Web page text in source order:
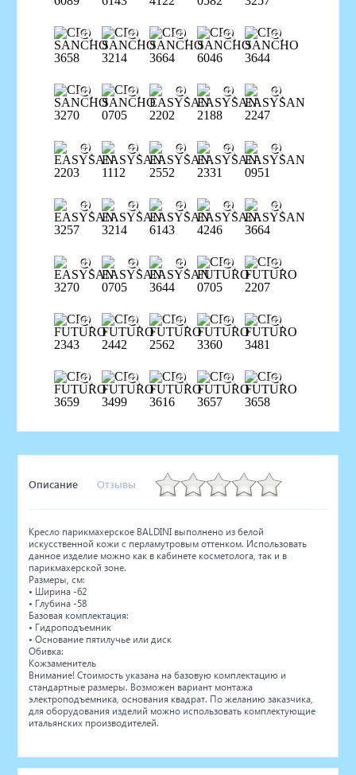
Описание Отзывы
Кресло парикмахерское BALDINI выполнено из белой
искусственной кожи с перламутровым оттенком. Использовать
данное изделие можно как в кабинете косметолога, так и в
парикмахерской зоне.
Размеры, см:
• Ширина -62
• Глубина -58
Базовая комплектация:
• Гидроподъемник
• Основание пятилучье или диск
Обивка:
Кожзаменитель
Внимание! Стоимость указана на базовую комплектацию и
стандартные размеры. Возможен вариант монтажа
электроподъемника, основания квадрат. По желанию заказчика,
для оборудования изделий можно использовать комплектующие
итальянских производителей.